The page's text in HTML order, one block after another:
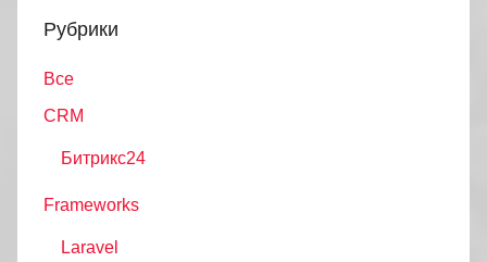
Рубрики
Все
CRM
Битрикс24
Frameworks
Laravel